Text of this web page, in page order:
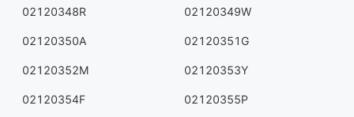
02120348R 02120349W
02120350A 02120351G
02120352M 02120353Y
02120354F 02120355P